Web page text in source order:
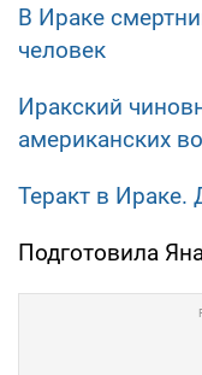
В Ираке
человек
Иракский
американских
Теракт в Ираке.
Подготовила